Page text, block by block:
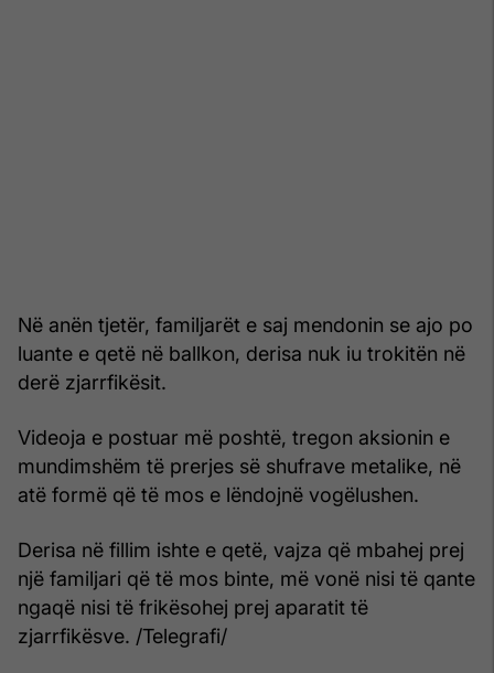
Në anën tjetër, familjarët e saj mendonin se ajo po
luante e qetë në ballkon, derisa nuk iu trokitën në
derë zjarrfikësit.
Videoja e postuar më poshtë, tregon aksionin e
mundimshëm të prerjes së shufrave metalike, në
atë formë që të mos e lëndojnë vogëlushen.
Derisa në fillim ishte e qetë, vajza që mbahej prej
një familjari që të mos binte, më vonë nisi të qante
ngaqë nisi të frikësohej prej aparatit të
zjarrfikësve. /Telegrafi/